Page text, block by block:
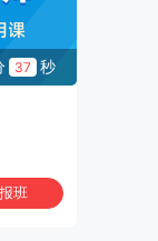
65期
班
班
36 秒
班